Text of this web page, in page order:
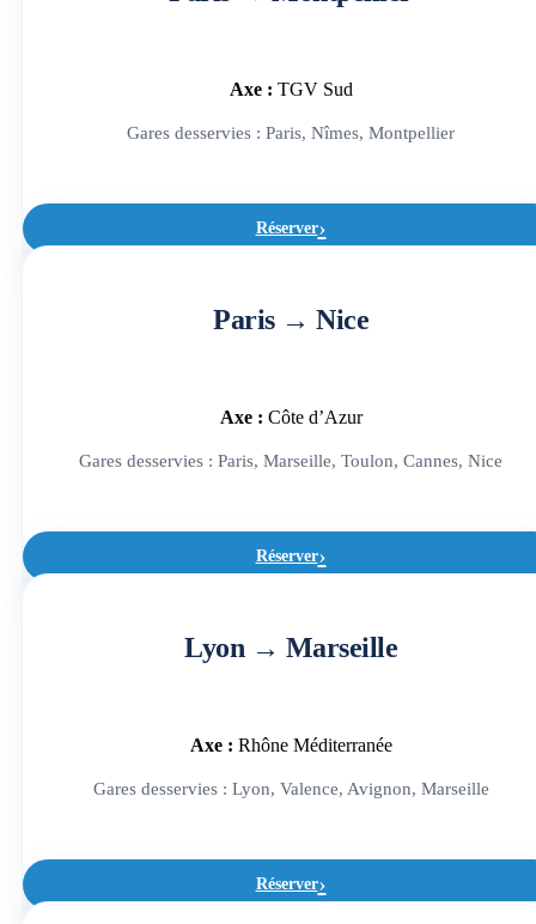
Axe : TGV Sud
Gares desservies : Paris, Nîmes, Montpellier
Réserver
Paris → Nice
Axe : Côte d’Azur
Gares desservies : Paris, Marseille, Toulon, Cannes, Nice
Réserver
Lyon → Marseille
Axe : Rhône Méditerranée
Gares desservies : Lyon, Valence, Avignon, Marseille
Réserver